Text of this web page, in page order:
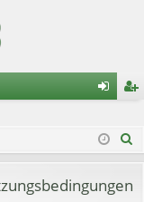
m
de
ist
re